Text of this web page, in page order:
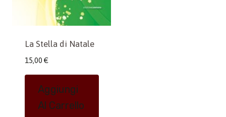
La Stella di Natale
15,00 €
Aggiungi
Al Carrello